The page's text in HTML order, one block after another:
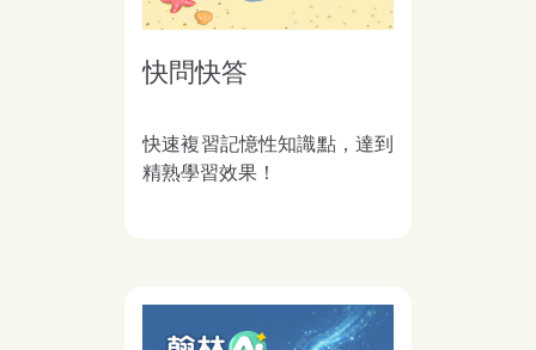
快問快答
快速複習記憶性知識點，達到
精熟學習效果！